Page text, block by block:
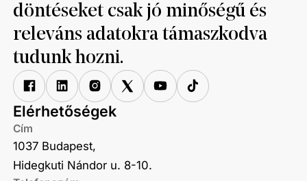
döntéseket csak jó minőségű és
releváns adatokra támaszkodva
tudunk hozni.
Elérhetőségek
Cím
1037 Budapest,
Hidegkuti Nándor u. 8-10.